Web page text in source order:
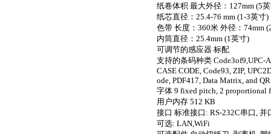
纸卷体积 最大外径：127mm (5
纸芯直径：25.4-76 mm (1-3英寸)
色带 长度：360米 外径：74mm
内筒直径：25.4mm (1英寸)
可调节的感应器 标配
支持的条码种类 Code3of9,UPC-
CASE CODE, Code93, ZIP,
ode, PDF417, Data Matrix, and
字体 9 fixed pitch, 2 proportional
用户内存 512 KB
接口 标准接口: RS-232C串口, 并
可选: LAN,WiFi